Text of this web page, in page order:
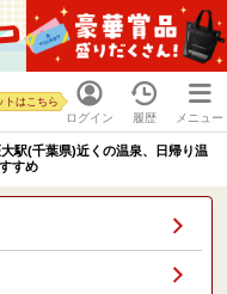
ログイン
トはこちら
履歴 メニュー
駅(千葉県)近くの温泉、日帰り温
すめ